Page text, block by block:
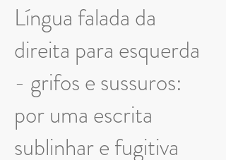
Língua falada da
direita para esquerda
- grifos e sussuros:
por uma escrita
sublinhar e fugitiva